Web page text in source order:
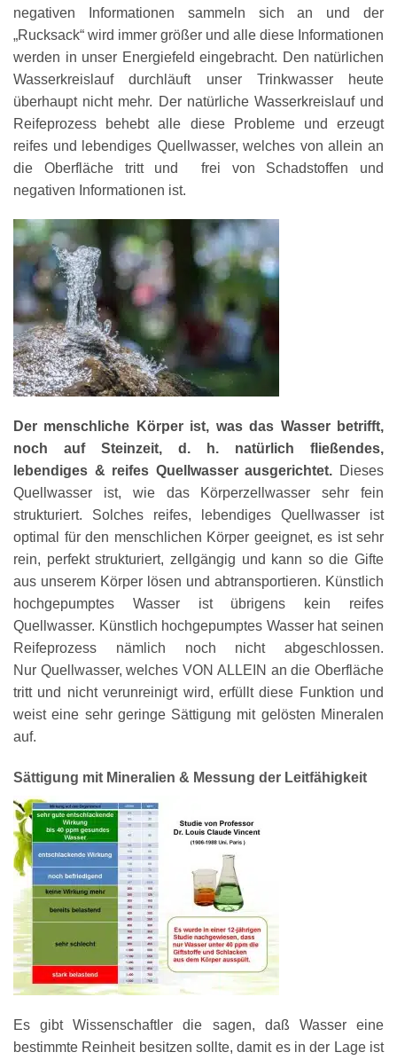
negativen Informationen sammeln sich an und der
„Rucksack“ wird immer größer und alle diese Informationen
werden in unser Energiefeld eingebracht. Den natürlichen
Wasserkreislauf durchläuft unser Trinkwasser heute
überhaupt nicht mehr. Der natürliche Wasserkreislauf und
Reifeprozess behebt alle diese Probleme und erzeugt
reifes und lebendiges Quellwasser, welches von allein an
die Oberfläche tritt und frei von Schadstoffen und
negativen Informationen ist.
Der menschliche Körper ist, was das Wasser betrifft,
noch auf Steinzeit, d. h. natürlich fließendes,
lebendiges & reifes Quellwasser ausgerichtet. Dieses
Quellwasser ist, wie das Körperzellwasser sehr fein
strukturiert. Solches reifes, lebendiges Quellwasser ist
optimal für den menschlichen Körper geeignet, es ist sehr
rein, perfekt strukturiert, zellgängig und kann so die Gifte
aus unserem Körper lösen und abtransportieren. Künstlich
hochgepumptes Wasser ist übrigens kein reifes
Quellwasser. Künstlich hochgepumptes Wasser hat seinen
Reifeprozess nämlich noch nicht abgeschlossen.
Nur Quellwasser, welches VON ALLEIN an die Oberfläche
tritt und nicht verunreinigt wird, erfüllt diese Funktion und
weist eine sehr geringe Sättigung mit gelösten Mineralen
auf.
Sättigung mit Mineralien & Messung der Leitfähigkeit
Es gibt Wissenschaftler die sagen, daß Wasser eine
bestimmte Reinheit besitzen sollte, damit es in der Lage ist